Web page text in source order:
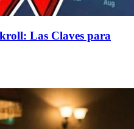
Las Claves para